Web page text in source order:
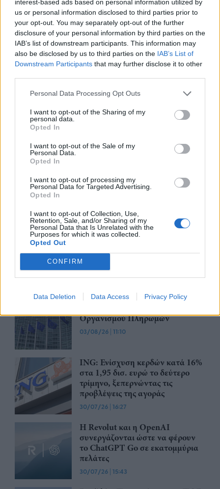
interest-based ads based on personal information utilized by
us or personal information disclosed to third parties prior to
your opt-out. You may separately opt-out of the further
disclosure of your personal information by third parties on the
IAB’s list of downstream participants. This information may
also be disclosed by us to third parties on the IAB’s List of
Downstream Participants that may further disclose it to other
Personal Data Processing Opt Outs
I want to opt-out of the Sharing of my
personal data.
Opted In
I want to opt-out of the Sale of my
Personal Data.
Opted In
I want to opt-out of processing my
Personal Data for Targeted Advertising.
Opted In
I want to opt-out of Collection, Use,
Retention, Sale, and/or Sharing of my
Personal Data that Is Unrelated with the
Purposes for which it was collected.
Opted Out
CONFIRM
Data Deletion Data Access Privacy Policy
TP Greece: Πώς διαμορφώνεται το
μέλλον του Insurance στην εποχή του AI
σου
Περισσότερα από το
Δικαιοσύνη κατά της OpenAI για
φερόμενη υπεξαίρεση εμπορικών
06/08/26|16:09
Γερμανική
περικοπές σε managers από
Volkswagen, Porsche και BMW
04/08/26|15:23
«Πράσινο φως» από την Κομισιόν
Οργανισμού Πληρωμών
03/08/26 | 11:10
ING: Ενίσχυση κερδών κατά 16%
στα 1,95 δισ. ευρώ το δεύτερο
τρίμηνο, ξεπερνώντας τις
προβλέψεις της αγοράς
30/07/26 | 16:27
Η Revolut και η OpenAI
συνεργάζονται ώστε να φέρουν
το ChatGPT Go σε εκατομμύρια
πελάτες
30/07/26 | 15:43